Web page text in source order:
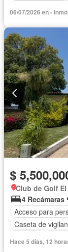
Recámara con
06/07/2026 en -
$
Club de Golf
4 Recámaras
Acceso para
Caseta de
Hace 5 días, 12